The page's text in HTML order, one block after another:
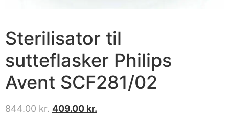
Sterilisator til
sutteflasker Philips
Avent SCF281/02
844.00kr. 409.00 kr.